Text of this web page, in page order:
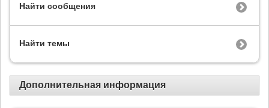
Найти сообщения
Найти темы
Дополнительная информация